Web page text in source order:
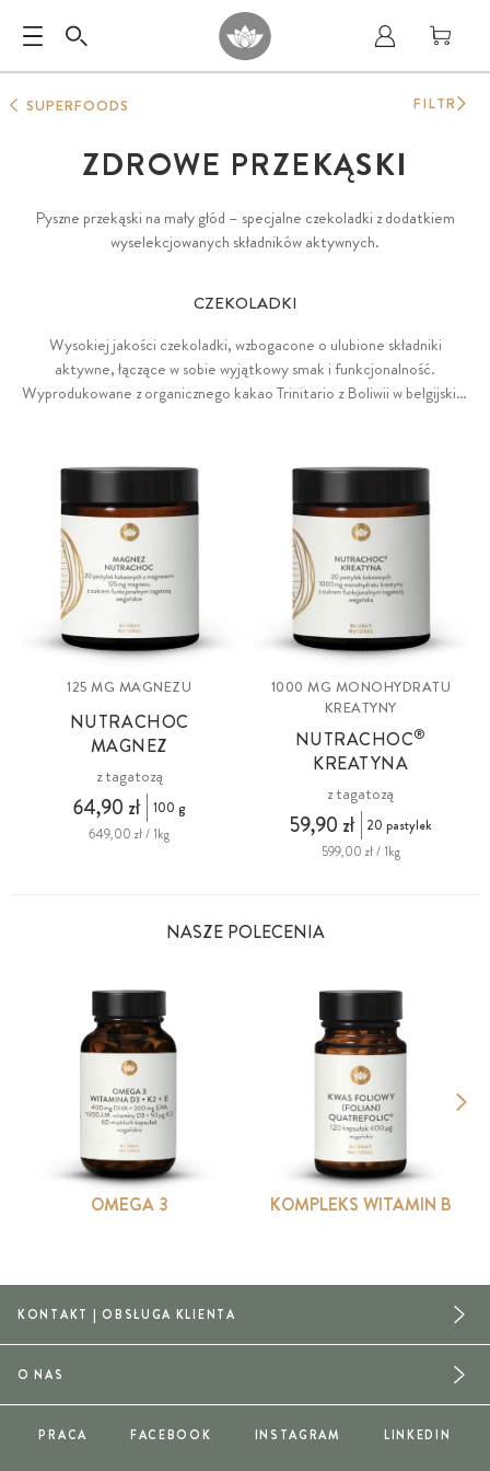
SUPERFOODS
ZDROWE PRZEKĄSKI
Pyszne przekąski na mały głód – specjalne czekoladki z dodatkiem
wyselekcjowanych składników aktywnych.
CZEKOLADKI
Wysokiej jakości czekoladki, wzbogacone o ulubione składniki
aktywne, łączące w sobie wyjątkowy smak i funkcjonalność.
Wyprodukowane z organicznego kakao Trinitario z Boliwii w belgijskiej
125 MG MAGNEZU
NUTRACHOC
MAGNEZ
z tagatozą
64,90 zł
100 g
649,00 zł / 1kg
1000 MG MONOHYDRATU
KREATYNY
NUTRACHOC®
KREATYNA
z tagatozą
59,90 zł
20 pastylek
599,00 zł / 1kg
NASZE POLECENIA
OMEGA 3 KOMPLEKS WITAMIN B
FILTR
KONTAKT | OBSŁUGA KLIENTA
O NAS
PRACA FACEBOOK INSTAGRAM LINKEDIN